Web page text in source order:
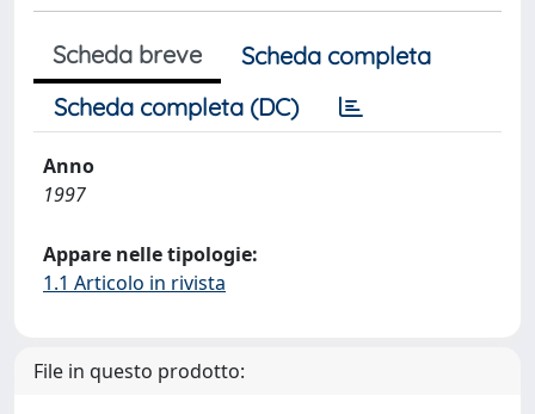
Scheda breve
Scheda completa
Scheda completa (DC)
Anno
1997
Appare nelle tipologie:
1.1 Articolo in rivista
File in questo prodotto: